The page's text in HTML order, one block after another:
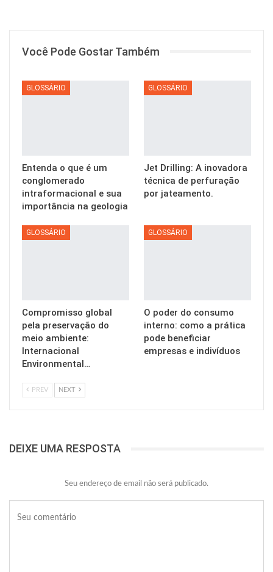
Você Pode Gostar Também
GLOSSÁRIO
Entenda o que é um
conglomerado
intraformacional e sua
importância na geologia
GLOSSÁRIO
Jet Drilling: A inovadora
técnica de perfuração
por jateamento.
GLOSSÁRIO
Compromisso global
pela preservação do
meio ambiente:
Internacional
Environmental…
GLOSSÁRIO
O poder do consumo
interno: como a prática
pode beneficiar
empresas e indivíduos
PREV NEXT
DEIXE UMA RESPOSTA
Seu endereço de email não será publicado.